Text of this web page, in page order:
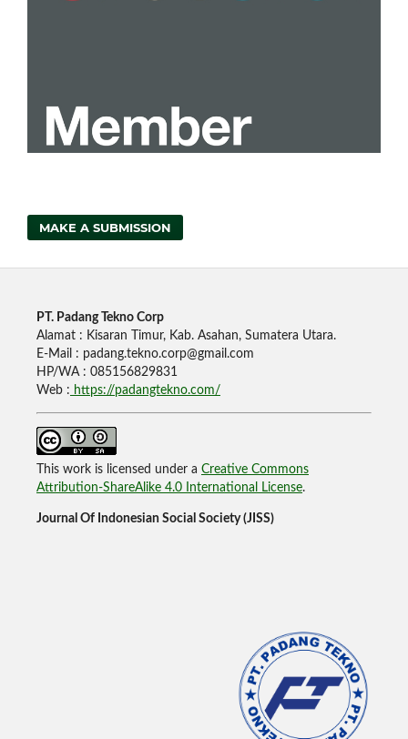
MAKE A SUBMISSION
PT. Padang Tekno Corp
Alamat : Kisaran Timur, Kab. Asahan, Sumatera Utara.
E-Mail : padang.tekno.corp@gmail.com
HP/WA : 085156829831
Web : https://padangtekno.com/
This work is licensed under a Creative Commons
Attribution-ShareAlike 4.0 International License.
Journal Of Indonesian Social Society (JISS)